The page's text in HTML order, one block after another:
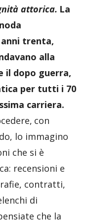
attorica. La
trenta,
alla
il dopo guerra,
per tutti i 70
carriera.
con
lo immagino
che si è
recensioni e
contratti,
di
che la